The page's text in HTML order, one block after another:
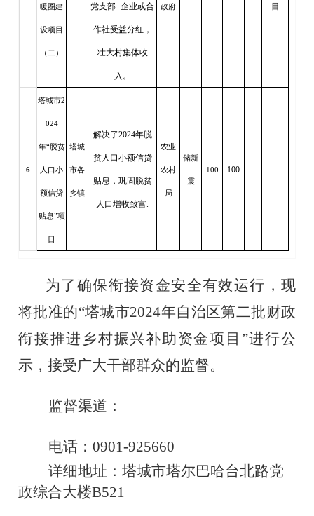
暖圈建
设项目
（二）
党支部+企业或合
作社受益分红，
壮大村集体收
入。
政府 目
6
塔城市2
024
年“脱贫
人口小
额信贷
贴息”项
目
塔城
市各
乡镇
解决了2024年脱
贫人口小额信贷
贴息，巩固脱贫
人口增收致富.
农业
农村
局
储新
震
100 100
为了确保衔接资金安全有效运行， 现
将批准的“塔城市2024年自治区第二批财政
衔接推进乡村振兴补助资金项目 ”进行公
示 ，接受广大干部群众的监督。
监督渠道：
电话：0901-925660
详细地址：塔城市塔尔巴哈台北路党
政综合大楼B521